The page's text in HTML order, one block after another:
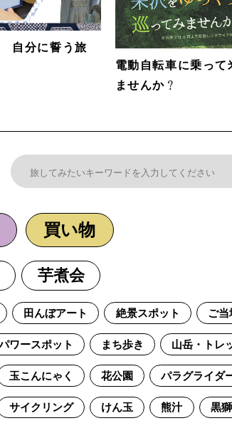
自分に誓う旅
電動自転車に乗っ
ませんか？
買い物
芋煮会
田んぼアート 絶景スポット ご当
ワースポット まち歩き 山岳・トレ
玉こんにゃく 花公園 パラグライダ
サイクリング けん玉 熊汁 黒